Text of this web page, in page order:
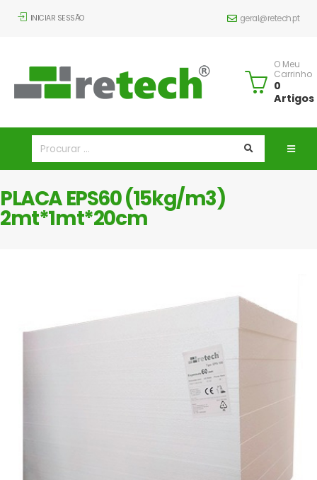
INICIAR SESSÃO geral@retech.pt
O Meu
Carrinho
0
Artigos
PLACA EPS60 (15kg/m3)
2mt*1mt*20cm